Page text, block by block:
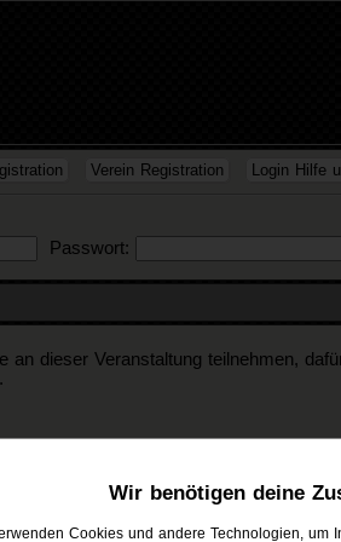
Verein Registration Login Hilfe
Passwort:
dieser Veranstaltung teilnehmen,
Quakenbrück
Alter PT
Wir benötigen deine
Cookies und andere Technologien, um